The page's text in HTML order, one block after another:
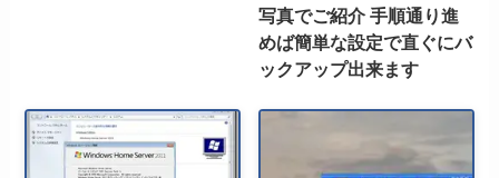
写真でご紹介 手順通り進
めば簡単な設定で直ぐにバ
ックアップ出来ます